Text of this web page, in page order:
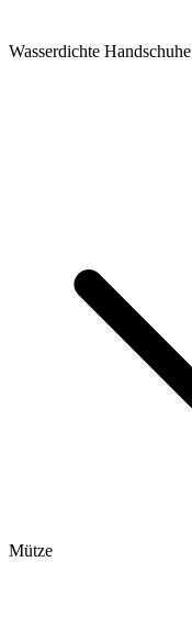
Wasserdichte Handschuhe
Mütze